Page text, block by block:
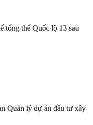
tổng thể Quốc lộ 13 sau
Quản lý dự án đầu tư xây